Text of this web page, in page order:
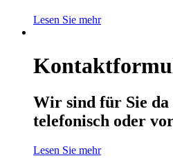
Lesen Sie mehr
Wir sind für Sie da
telefonisch oder
Lesen Sie mehr